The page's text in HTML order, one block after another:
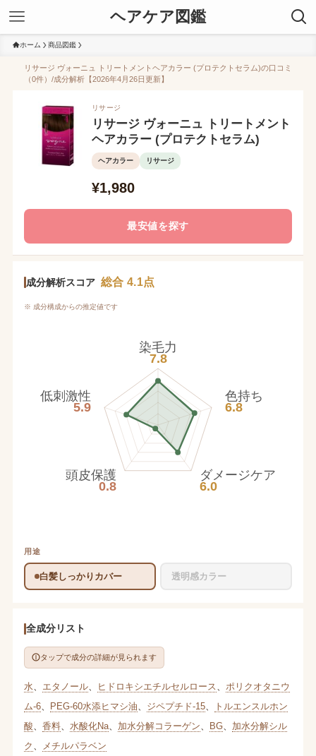
ヘアケア図鑑
ホーム 商品図鑑
リサージ ヴォーニュ トリートメントヘアカラー (プロテクトセラム)の口コミ
（0件）/成分解析【2026年4月26日更新】
リサージ
リサージ ヴォーニュ トリートメント
ヘアカラー (プロテクトセラム)
ヘアカラー リサージ
¥1,980
最安値を探す
成分解析スコア 総合 4.1点
※ 成分構成からの推定値です
染毛力
7.8
色持ち
6.8
ダメージケア
6.0
頭皮保護
0.8
低刺激性
5.9
用途
白髪しっかりカバー 透明感カラー
全成分リスト
タップで成分の詳細が見られます
水 エタノール、 ヒドロキシエチルセルロース
ポリクオタニウ
ム-6、 PEG-60水添ヒマシ油 ジペプチド-15、
トルエンスルホン
酸
香料、 水酸化Na、 加水分解コラーゲン BG、 加水分解シル
ク
メチルパラベン